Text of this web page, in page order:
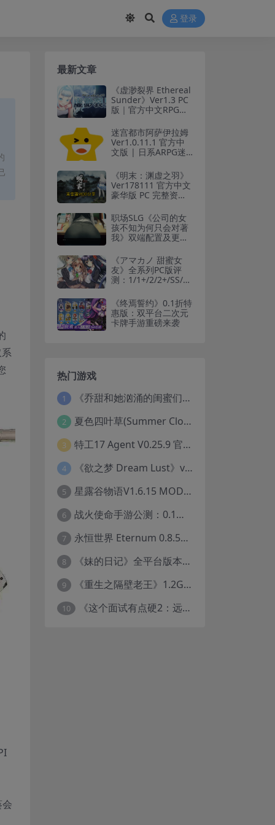
登录
最新文章
《虚渺裂界 Ethereal
Sunder》Ver1.3 PC
版｜官方中文RPG冒
迷宫都市阿萨伊拉姆
Ver1.0.11.1 官方中
文版 | 日系ARPG迷
存档
《明末：渊虚之羽》
Ver178111 官方中文
豪华版 PC 完整资源
容
职场SLG《公司的女
孩不知为何只会对著
我》双端配置及更新
《アマカノ 甜蜜女
友》全系列PC版评
测：1/1+/2/2+/SS/SS
《终焉誓约》0.1折特
惠版：双平台二次元
卡牌手游重磅来袭
热门游戏
1 《乔甜和她汹涌的闺蜜们》Lust Lady Friends 官方中文版 SLG模拟经营游戏｜角色情感互动｜动态画面
2 夏色四叶草(Summer Clover) Ver1.11 官方中文版：全CG无修+动态互动SLG游戏下载
3 特工17 Agent V0.25.9 官方中文版下载｜安卓PC双端｜附存档赞助码
4 《欲之梦 Dream Lust》v1.1.9 官方中文版 PC端Galgame推荐
5 星露谷物语V1.6.15 MOD整合版-PC沙盒RPG游戏STEAM官中+200款美化MOD
6 战火使命手游公测：0.1折送可触碰战姬 安卓IOS双端互通中文版
7 永恒世界 Eternum 0.8.5精翻汉化版发布 PC安卓双端 SLG游戏
8 《妹的日记》全平台版本评测：PC+ONS+安卓直装养成游戏体验
9 《重生之隔壁老王》1.2G SLG中文版 全动态互动冒险游戏
10 《这个面试有点硬2：远征东洋篇》全剧情CG动画高清合集下载（18.8GB/1080P）